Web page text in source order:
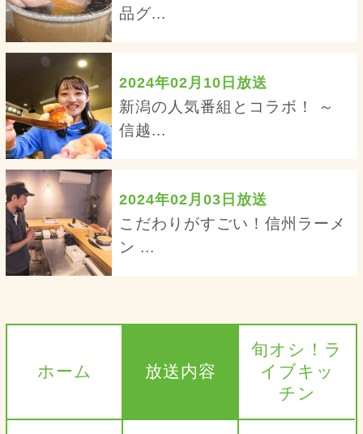
品グ...
2024年02月10日放送
新潟の人気番組とコラボ！ ～
信越...
2024年02月03日放送
こだわりがすごい！信州ラーメ
ン ...
ホーム 放送内容
旬オシ！ラ
イブキッ
チン